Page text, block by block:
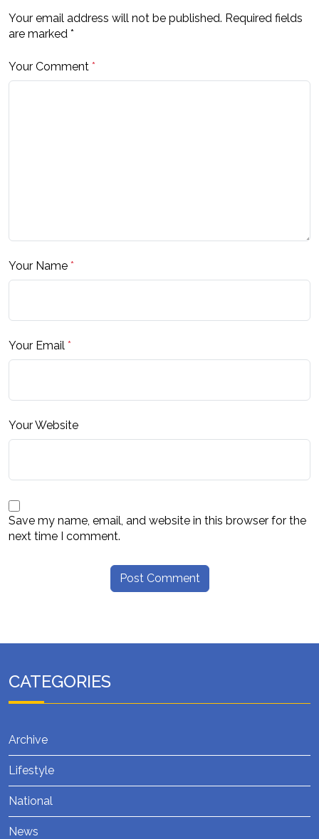
Your email address will not be published. Required fields
are marked *
Your Comment *
Your Name *
Your Email *
Your Website
Save my name, email, and website in this browser for the
next time I comment.
CATEGORIES
Archive
Lifestyle
National
News